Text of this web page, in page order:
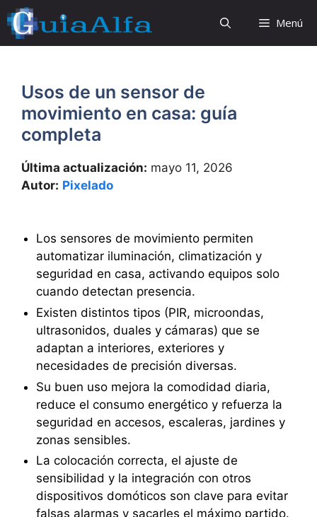
Saltar
al
contenido
Menú
Usos de un sensor de
movimiento en casa: guía
completa
Última actualización: mayo 11, 2026
Autor: Pixelado
Los sensores de movimiento permiten
automatizar iluminación, climatización y
seguridad en casa, activando equipos solo
cuando detectan presencia.
Existen distintos tipos (PIR, microondas,
ultrasonidos, duales y cámaras) que se
adaptan a interiores, exteriores y
necesidades de precisión diversas.
Su buen uso mejora la comodidad diaria,
reduce el consumo energético y refuerza la
seguridad en accesos, escaleras, jardines y
zonas sensibles.
La colocación correcta, el ajuste de
sensibilidad y la integración con otros
dispositivos domóticos son clave para evitar
falsas alarmas y sacarles el máximo partido.